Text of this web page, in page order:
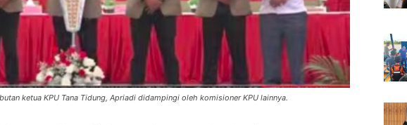
ketua KPU Tana Tidung, Apriadi didampingi oleh komisioner KPU lainnya.